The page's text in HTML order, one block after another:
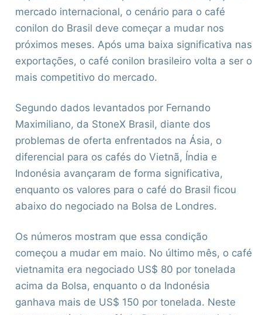
mercado internacional, o cenário para o café
conilon do Brasil deve começar a mudar nos
próximos meses. Após uma baixa significativa nas
exportações, o café conilon brasileiro volta a ser o
mais competitivo do mercado.
Segundo dados levantados por Fernando
Maximiliano, da StoneX Brasil, diante dos
problemas de oferta enfrentados na Ásia, o
diferencial para os cafés do Vietnã, Índia e
Indonésia avançaram de forma significativa,
enquanto os valores para o café do Brasil ficou
abaixo do negociado na Bolsa de Londres.
Os números mostram que essa condição
começou a mudar em maio. No último mês, o café
vietnamita era negociado US$ 80 por tonelada
acima da Bolsa, enquanto o da Indonésia
ganhava mais de US$ 150 por tonelada. Neste